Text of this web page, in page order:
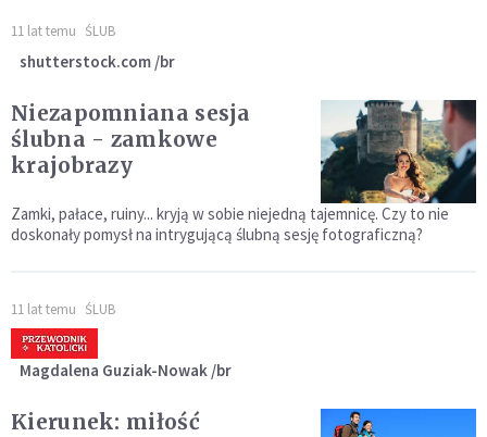
11 lat temu ŚLUB
shutterstock.com /br
Niezapomniana sesja
ślubna - zamkowe
krajobrazy
Zamki, pałace, ruiny... kryją w sobie niejedną tajemnicę. Czy to nie
doskonały pomysł na intrygującą ślubną sesję fotograficzną?
11 lat temu ŚLUB
Magdalena Guziak-Nowak /br
Kierunek: miłość